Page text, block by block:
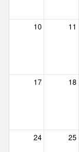
Délegyháza
Dunabogdány
10 11
17 18
24 25